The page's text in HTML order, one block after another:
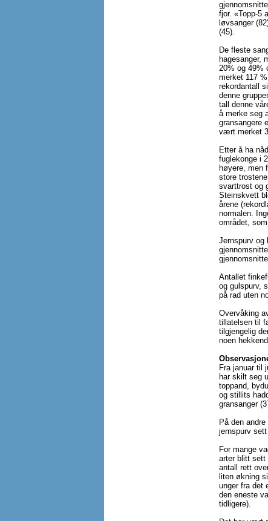
fjor. «Topp-5
løvsanger
(45).
De fleste
hagesanger,
20% og 49%
merket 117
rekordantall
denne
tall denne
å merke seg
gransangere
vært merket
Etter å ha
fuglekonge i
høyere, men
store
svarttrost og
Steinskvett
årene
normalen.
området,
Jernspurv og
Antallet
og gulspurv,
på rad uten
Overvåking
tillatelsen til
tilgjengelig
noen
Fra januar til
har skilt seg
toppand,
og stillits
gransanger
På den
jernspurv
For mange
arter blitt sett
antall rett
liten økning
unger fra det
den eneste
tidligere).